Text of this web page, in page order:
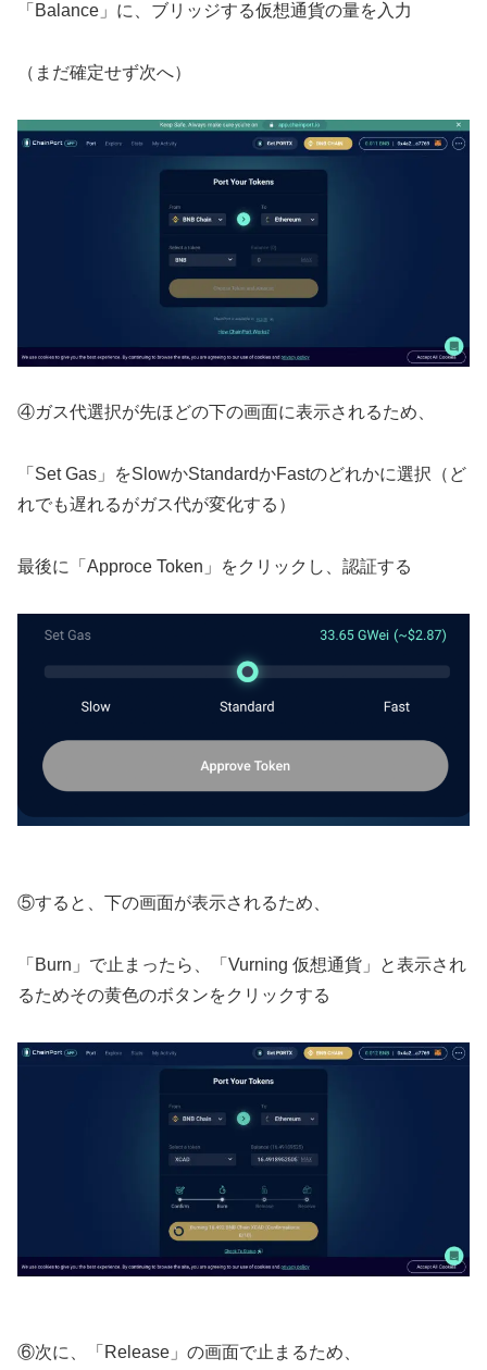
「Balance」に、ブリッジする仮想通貨の量を入力
（まだ確定せず次へ）
④ガス代選択が先ほどの下の画面に表示されるため、
「Set Gas」をSlowかStandardかFastのどれかに選択（ど
れでも遅れるがガス代が変化する）
最後に「Approce Token」をクリックし、認証する
⑤すると、下の画面が表示されるため、
「Burn」で止まったら、「Vurning 仮想通貨」と表示され
るためその黄色のボタンをクリックする
⑥次に、「Release」の画面で止まるため、